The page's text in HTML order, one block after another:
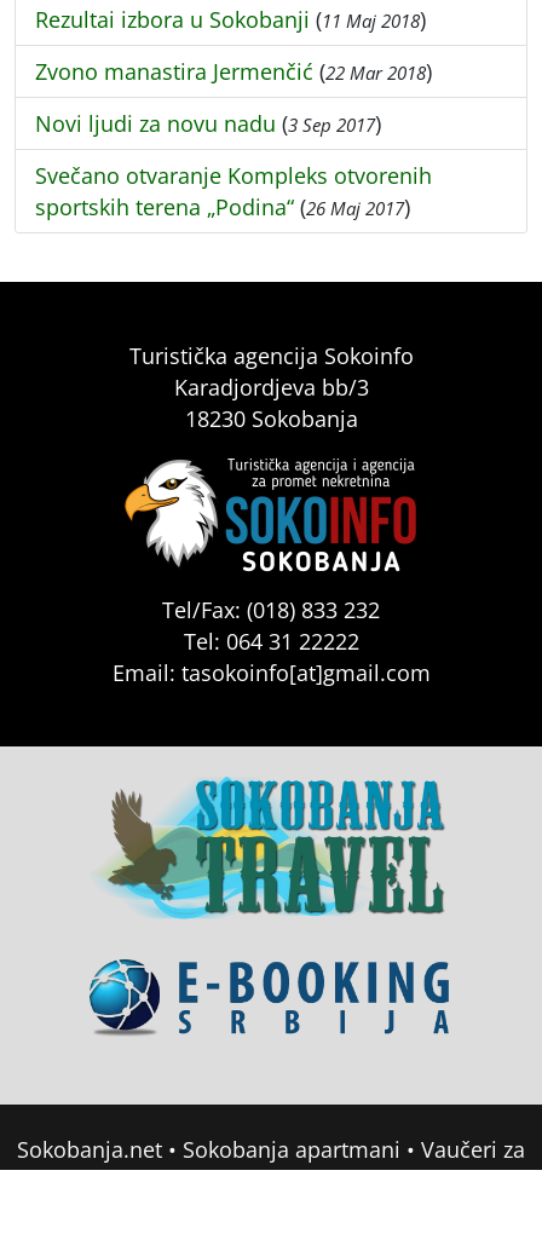
Rezultai izbora u Sokobanji (11 Maj 2018)
Zvono manastira Jermenčić (22 Mar 2018)
Novi ljudi za novu nadu (3 Sep 2017)
Svečano otvaranje Kompleks otvorenih
sportskih terena „Podina“ (26 Maj 2017)
Turistička agencija Sokoinfo
Karadjordjeva bb/3
18230 Sokobanja
Tel/Fax: (018) 833 232
Tel: 064 31 22222
Email: tasokoinfo[at]gmail.com
Sokobanja.net • Sokobanja apartmani • Vaučeri za